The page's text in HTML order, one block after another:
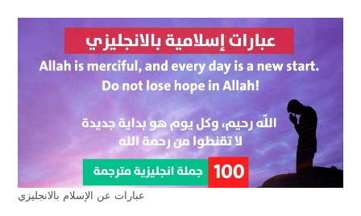
عبارات عن الإسلام بالانجليزي